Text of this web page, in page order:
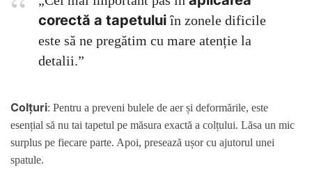
corectă a tapetuluiîn zonele dificile
este să ne pregătim cu mare atenție la
detalii.”
Colțuri: Pentru a preveni bulele de aer și deformările, este
esențial să nu tai tapetul pe măsura exactă a colțului. Lăsa un mic
surplus pe fiecare parte. Apoi, presează ușor cu ajutorul unei
spatule.